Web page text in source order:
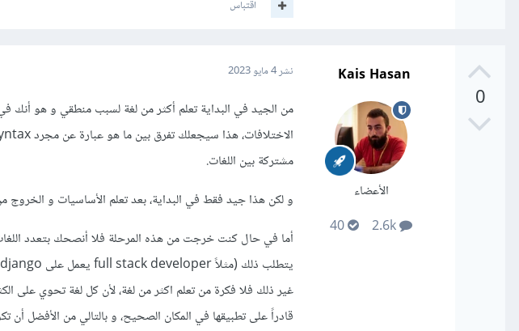
اقتباس
0
Kais Hasan
الأعضاء
نشر4 مايو 2023
من الجيد في البداية تعلم أكثر من لغة لسبب منطقي و هو أنك
مشتركة بين اللغات.
و لكن هذا جيد فقط في البداية، بعد تعلم الأساسيات و الخروج
أما في حال كنت خرجت من هذه المرحلة فلا أنصحك بتعدد
غير ذلك فلا فكرة من تعلم اكثر من لغة، ﻷن كل لغة تحوي على
قادراً على تطبيقها في المكان الصحيح، و بالتالي من الأفضل